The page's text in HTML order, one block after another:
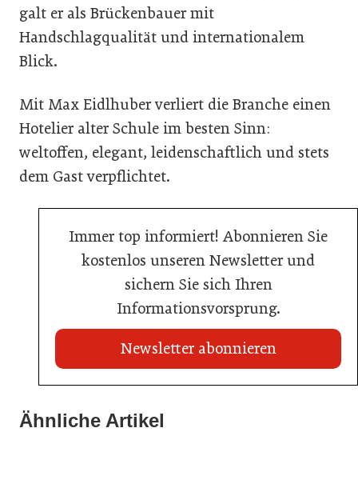
galt er als Brückenbauer mit
Handschlagqualität und internationalem
Blick.
Mit Max Eidlhuber verliert die Branche einen
Hotelier alter Schule im besten Sinn:
weltoffen, elegant, leidenschaftlich und stets
dem Gast verpflichtet.
Immer top informiert! Abonnieren Sie
kostenlos unseren Newsletter und
sichern Sie sich Ihren
Informationsvorsprung.
Newsletter abonnieren
Ähnliche Artikel
War die Fußball-WM 2026 für Ihren Betrieb ein
21. Juli 2026
Stipendium für Nachwuchstalent in der Wiener